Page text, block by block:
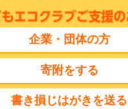
企業・団体の方
寄附をする
書き損じはがきを送る